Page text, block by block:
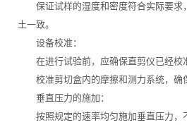
保证试样的湿度和密度符合实际要求
土一致。
设备校准：
在进行试验前，应确保直剪仪已经校
校准剪切盒内的摩擦和测力系统，确
垂直压力的施加：
按照规定的速率均匀施加垂直压力，